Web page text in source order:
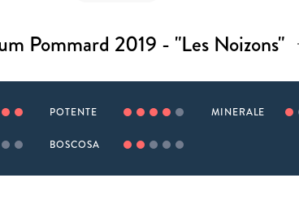
Pommard 2019 - "Les Noizons"
POTENTE MINERALE
BOSCOSA